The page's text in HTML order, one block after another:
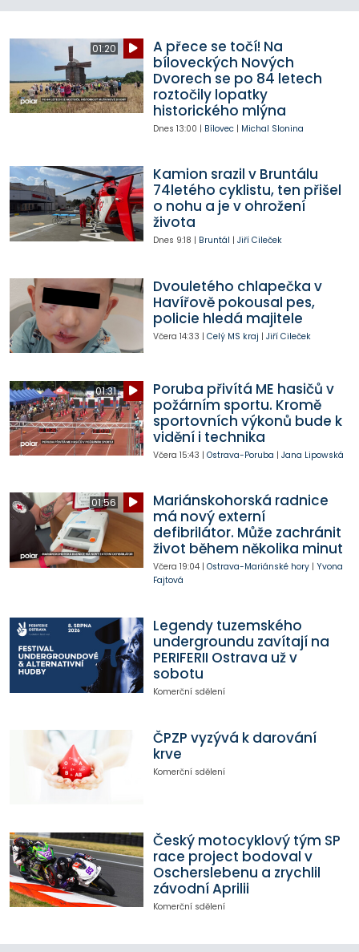
01:20
A přece se točí! Na
bíloveckých Nových
Dvorech se po 84 letech
roztočily lopatky
historického mlýna
Dnes 13:00 | Bílovec| Michal Slonina
Kamion srazil v Bruntálu
74letého cyklistu, ten přišel
o nohu a je v ohrožení
života
Dnes 9:18 | Bruntál | Jiří Cileček
Dvouletého chlapečka v
Havířově pokousal pes,
policie hledá majitele
Včera 14:33 | Celý MS kraj | Jiří Cileček
01:31
Poruba přivítá ME hasičů v
požárním sportu. Kromě
sportovních výkonů bude k
vidění i technika
Včera 15:43 | Ostrava-Poruba | Jana Lipowská
01:56
Mariánskohorská radnice
má nový externí
defibrilátor. Může zachránit
život během několika minut
Včera 19:04| Ostrava-Mariánské hory| Yvona
Fajtová
Legendy tuzemského
undergroundu zavítají na
PERIFERII Ostrava už v
sobotu
Komerční sdělení
ČPZP vyzývá k darování
krve
Komerční sdělení
Český motocyklový tým SP
race project bodoval v
Oscherslebenu a zrychlil
závodní Aprilii
Komerční sdělení